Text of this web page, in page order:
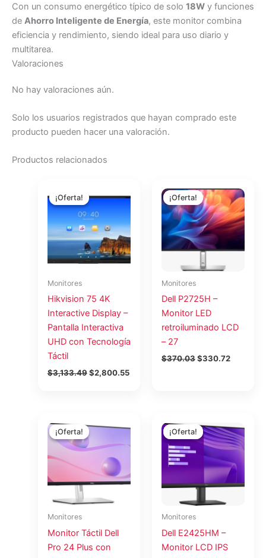
Con un consumo energético típico de solo 18W y funciones
de Ahorro Inteligente de Energía, este monitor combina
eficiencia y rendimiento, siendo ideal para uso diario y
multitarea.
Valoraciones
No hay valoraciones aún.
Solo los usuarios registrados que hayan comprado este
producto pueden hacer una valoración.
Productos relacionados
¡Oferta!
¡Oferta!
Monitores
Hikvision 75 4K
Interactive Display –
Pantalla Interactiva
UHD con Tecnología
Táctil
$3,133.49
precio
original
era:
$3,133.49.
$2,800.55
precio
$2,800.55.
¡Oferta!
¡Oferta!
Monitores
Dell P2725H –
Monitor LED
retroiluminado LCD
– 27
$370.03
precio
original
era:
$370.03.
$330.72
precio
actual
es:
$330.72.
¡Oferta!
¡Oferta!
Monitores
Monitor Táctil Dell
Pro 24 Plus con
precio
original
era:
$610.40.
precio
es:
$545.55.
¡Oferta!
¡Oferta!
Monitores
Dell E2425HM –
Monitor LCD IPS
precio
original
era:
$204.66.
precio
actual
es: